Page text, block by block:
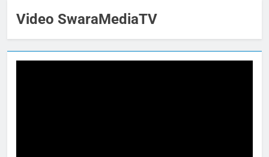
Video SwaraMediaTV